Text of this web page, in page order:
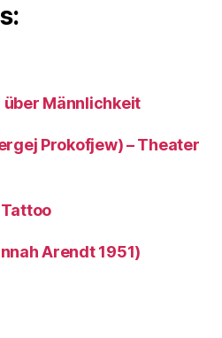
Männlichkeit
Prokofjew) – Theater
Arendt 1951)